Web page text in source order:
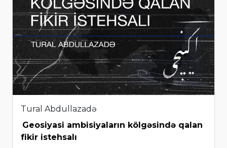
Tural Abdullazadə
Geosiyasi ambisiyaların kölgəsində qalan
fikir istehsalı